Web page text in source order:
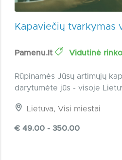
Kapaviečių tvarkymas
Pamenu.lt Vidutinė
Rūpinamės Jūsų artimųjų
darytumėte jūs - visoje
Lietuva, Visi miestai
€ 49.00 - 350.00